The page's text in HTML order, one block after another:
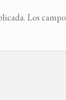
Los